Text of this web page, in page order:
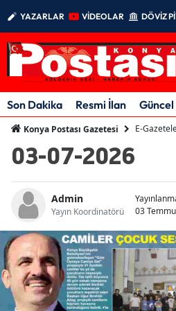
YAZARLAR VİDEOLAR DÖVİZ
Son Dakika Resmi İlan Güncel
Konya Postası Gazetesi E-
03-07-2026
Admin
Yayın Koordinatörü
03